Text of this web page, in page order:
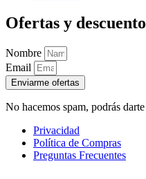
Ofertas y
Nombre
Email
Enviarme ofertas
No hacemos spam, podrás
Privacidad
Política de Compras
Preguntas Frecuentes